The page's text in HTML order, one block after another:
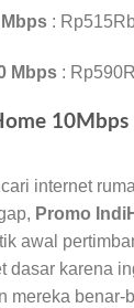
:
Mbps :
internet
Promo
awal
dasar karena
mereka benar-